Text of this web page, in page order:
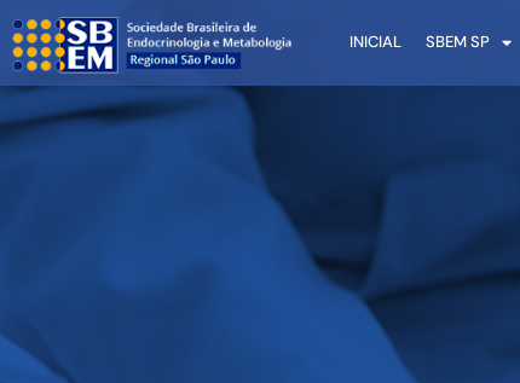
INICIAL SBEM SP